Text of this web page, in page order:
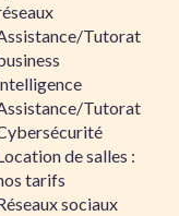
Tutorat
Tutorat
de salles :
tarifs
sociaux